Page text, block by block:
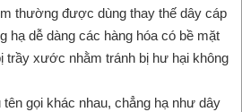
thường được dùng thay thế dây cáp
hạ dễ dàng các hàng hóa có bề mặt
trầy xước nhằm tránh bị hư hại không
gọi khác nhau, chẳng hạ như dây